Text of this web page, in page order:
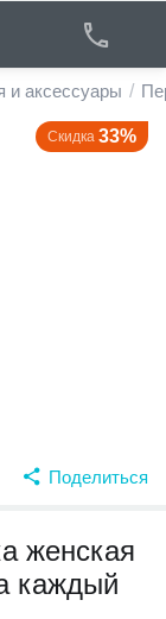
и аксессуары /
Скидка 33%
Поделиться
женская
каждый